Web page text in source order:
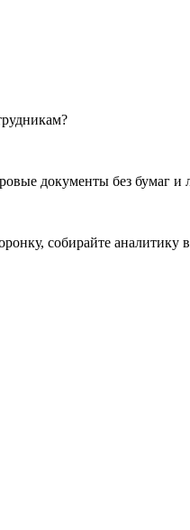
документы без бумаг и
собирайте аналитику